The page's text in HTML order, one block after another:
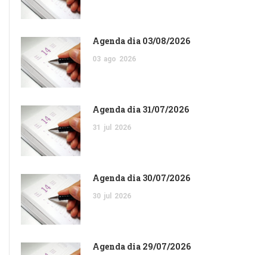
Agenda dia 03/08/2026
03 ago 2026
Agenda dia 31/07/2026
31 jul 2026
Agenda dia 30/07/2026
30 jul 2026
Agenda dia 29/07/2026